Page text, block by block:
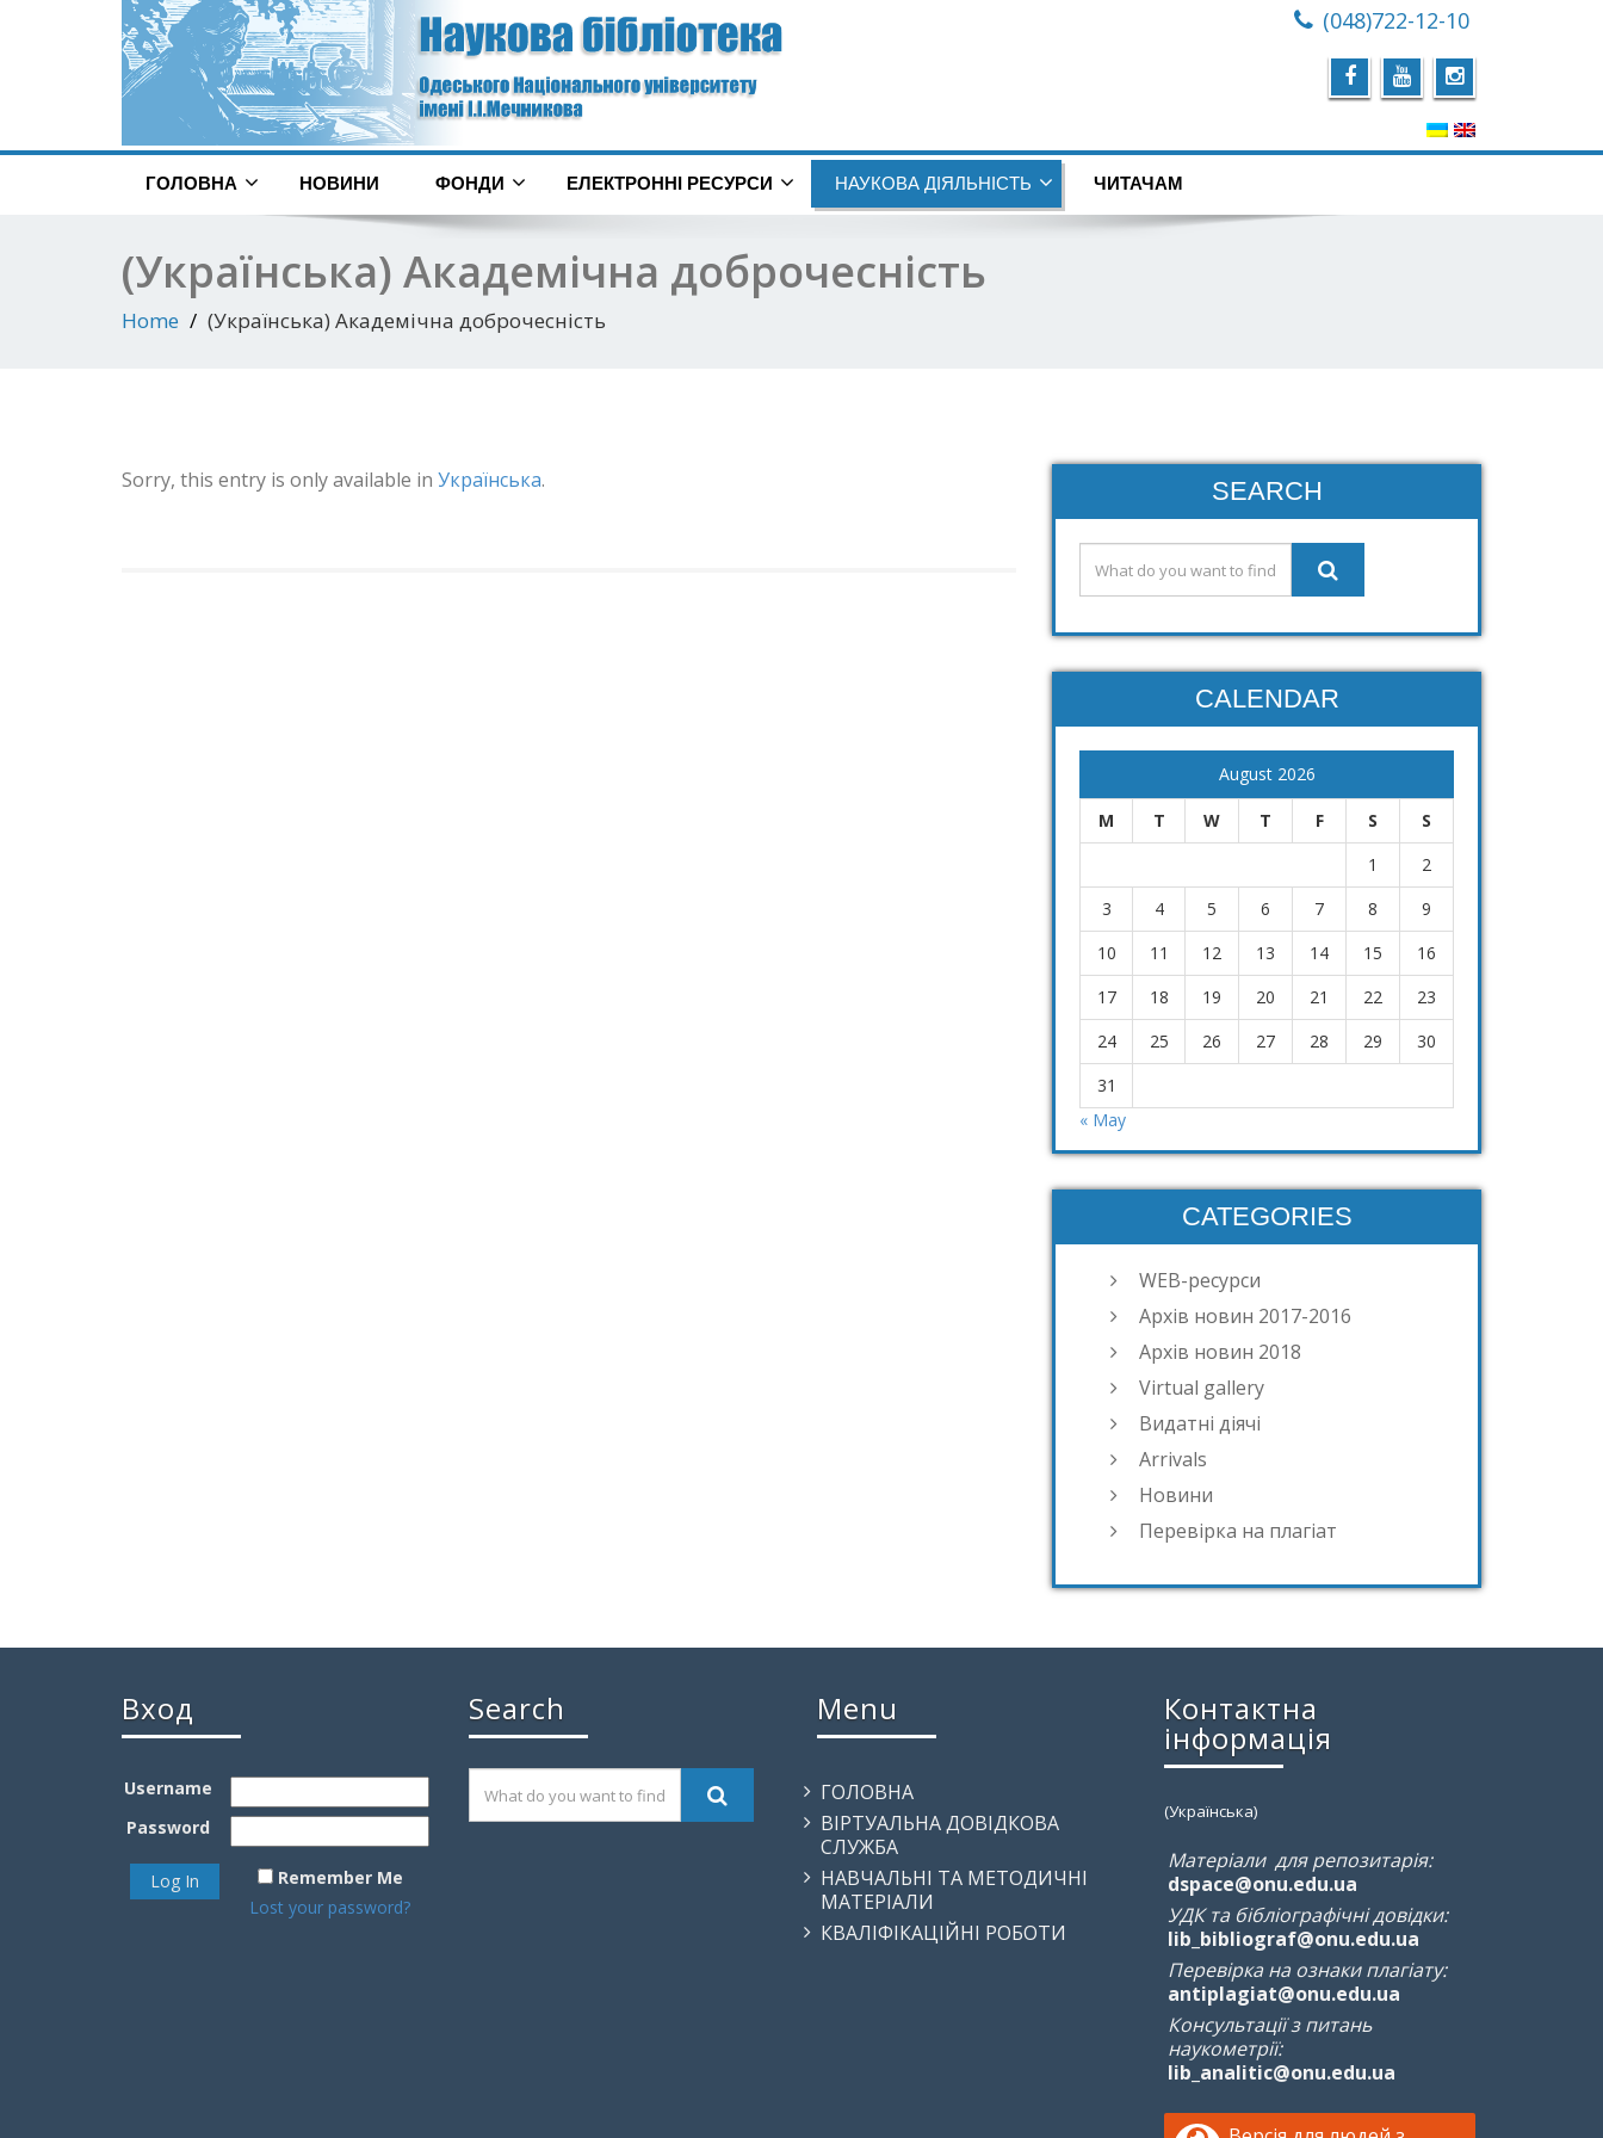
(048)722-12-10
ГОЛОВНА НОВИНИ ФОНДИ ЕЛЕКТРОННІ РЕСУРСИ НАУКОВА ДІЯЛЬНІСТЬ ЧИТАЧАМ
(Українська) Академічна доброчесність
Home (Українська) Академічна доброчесність
Sorry, this entry is only available in Українська. SEARCH
CALENDAR
August 2026
M T W T F S
S
1
2
3
4 5 6 7 8
9
10
11 12 13 14 15
16
17
18 19 20 21 22
23
24
25 26 27 28 29
30
31
« May
CATEGORIES
WEB-ресурси
Архів новин 2017-2016
Архів новин 2018
Virtual gallery
Видатні діячі
Arrivals
Новини
Перевірка на плагіат
Вход
Username
Password
Remember Me
Lost your password?
Search Menu
ГОЛОВНА
ВІРТУАЛЬНА ДОВІДКОВА
СЛУЖБА
НАВЧАЛЬНІ ТА МЕТОДИЧНІ
МАТЕРІАЛИ
КВАЛІФІКАЦІЙНІ РОБОТИ
Контактна
інформація
(Українська)
Матеріали для репозитарія:
dspace@onu.edu.ua
УДК та бібліографічні довідки:
lib_bibliograf@onu.edu.ua
Перевірка на ознаки плагіату:
antiplagiat@onu.edu.ua
Консультації з питань
наукометрії:
lib_analitic@onu.edu.ua